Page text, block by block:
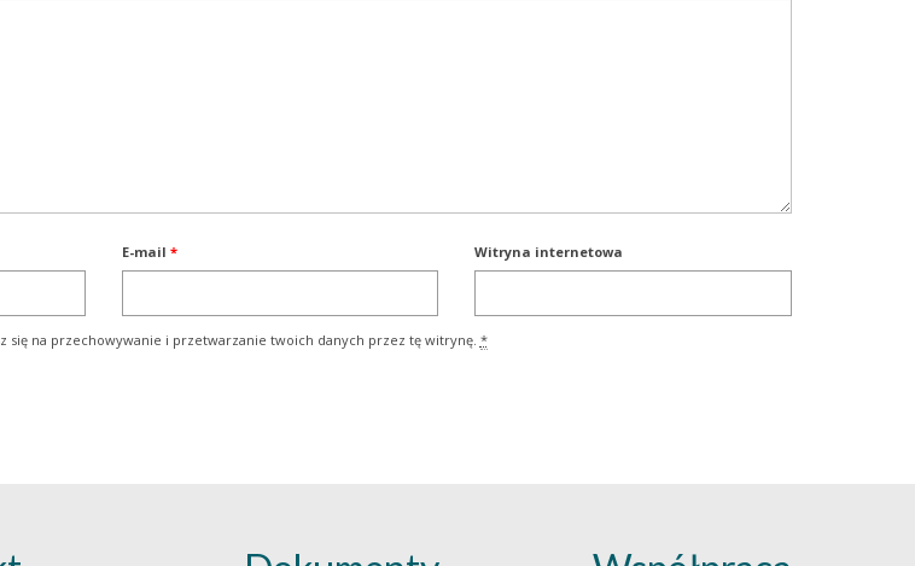
E-mail * Witryna internetowa
się na przechowywanie i przetwarzanie twoich danych przez tę witrynę. *